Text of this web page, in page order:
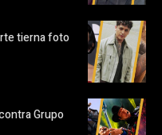
tierna foto
Grupo